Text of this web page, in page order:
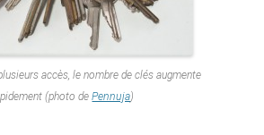
accès, le nombre de clés augmente
(photo dePennuja)